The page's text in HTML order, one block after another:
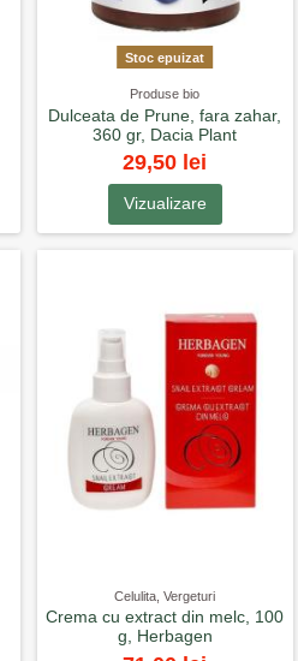
Stoc epuizat
Produse bio
Dulceata de Prune, fara zahar,
360 gr, Dacia Plant
29,50 lei
Vizualizare
Celulita, Vergeturi
Crema cu extract din melc, 100
g, Herbagen